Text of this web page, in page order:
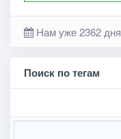
Нам уже 2362 дня
Поиск по тегам